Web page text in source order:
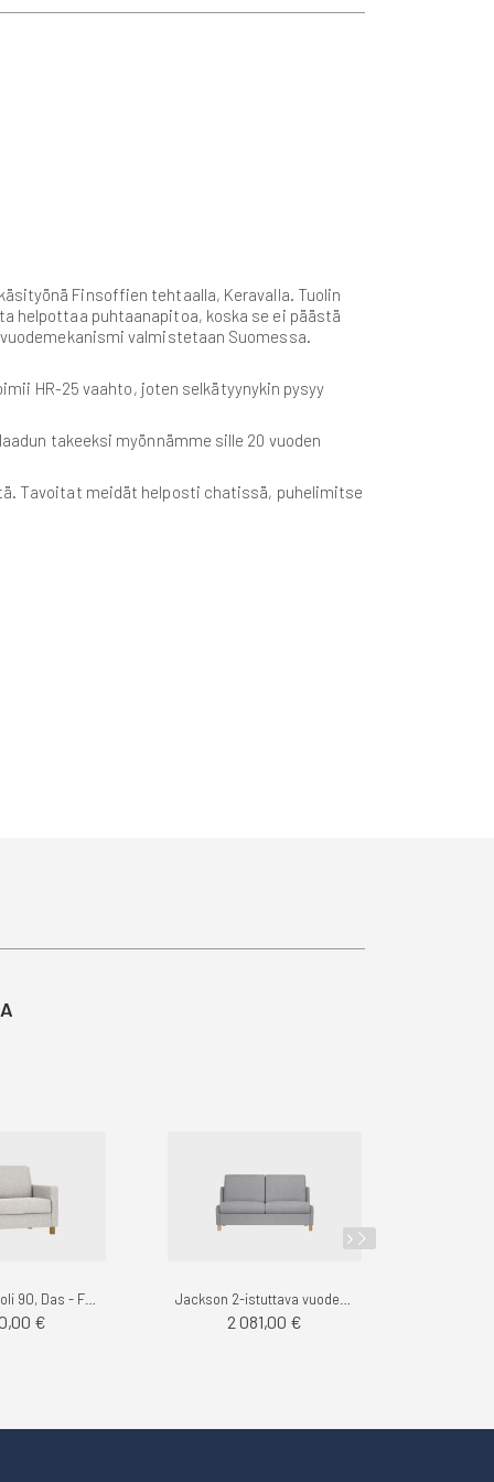
Finsoffien tehtaalla, Keravalla. Tuolin
helpottaa puhtaanapitoa, koska se ei päästä
valmistetaan Suomessa.
HR-25 vaahto, joten selkätyynykin pysyy
takeeksi myönnämme sille 20 vuoden
Tavoitat meidät helposti chatissä, puhelimitse
€ 2 081,00 €